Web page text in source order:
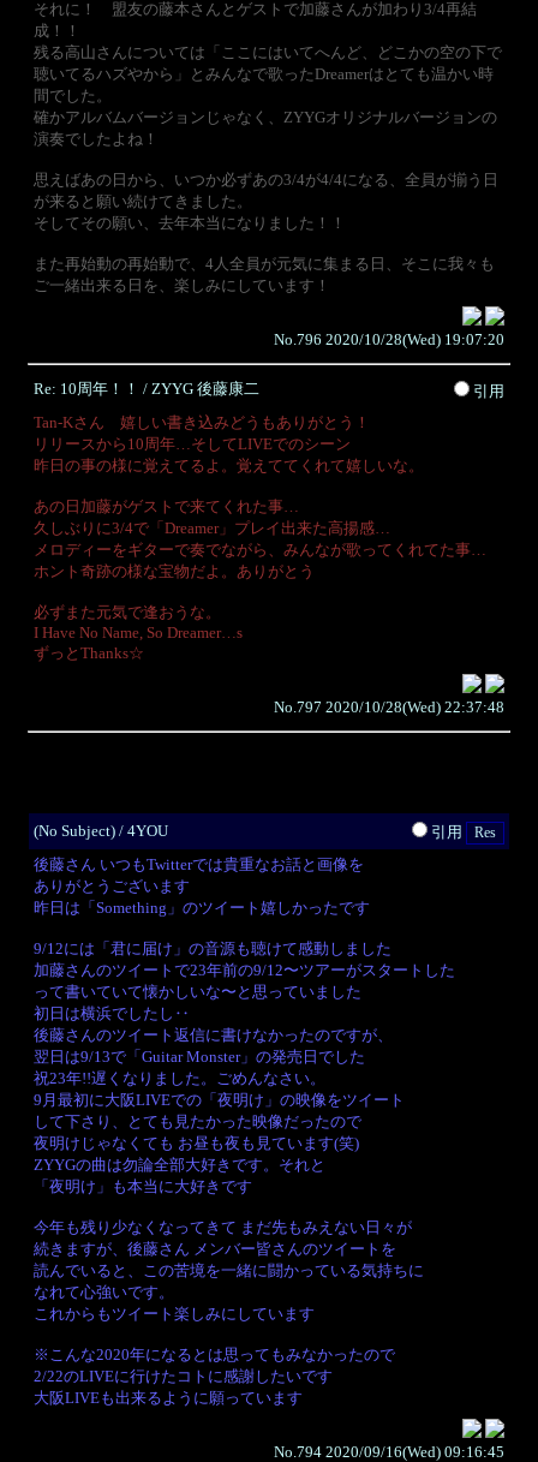
それに！ 盟友の藤本さんとゲストで加藤さんが加わり3/4再結
成！！
残る高山さんについては「ここにはいてへんど、どこかの空の下で
聴いてるハズやから」とみんなで歌ったDreamerはとても温かい時
間でした。
確かアルバムバージョンじゃなく、ZYYGオリジナルバージョンの
演奏でしたよね！
思えばあの日から、いつか必ずあの3/4が4/4になる、全員が揃う日
が来ると願い続けてきました。
そしてその願い、去年本当になりました！！
また再始動の再始動で、4人全員が元気に集まる日、そこに我々も
ご一緒出来る日を、楽しみにしています！
No.796 2020/10/28(Wed) 19:07:20
Re: 10周年！！ / ZYYG 後藤康二
引用
Tan-Kさん 嬉しい書き込みどうもありがとう！
リリースから10周年…そしてLIVEでのシーン
昨日の事の様に覚えてるよ。覚えててくれて嬉しいな。
あの日加藤がゲストで来てくれた事…
久しぶりに3/4で「Dreamer」プレイ出来た高揚感…
メロディーをギターで奏でながら、みんなが歌ってくれてた事…
ホント奇跡の様な宝物だよ。ありがとう
必ずまた元気で逢おうな。
I Have No Name, So Dreamer…s
ずっとThanks☆
No.797 2020/10/28(Wed) 22:37:48
(No Subject) / 4YOU
引用
後藤さん いつもTwitterでは貴重なお話と画像を
ありがとうございます
昨日は「Something」のツイート嬉しかったです
9/12には「君に届け」の音源も聴けて感動しました
加藤さんのツイートで23年前の9/12〜ツアーがスタートした
って書いていて懐かしいな〜と思っていました
初日は横浜でしたし‥
後藤さんのツイート返信に書けなかったのですが、
翌日は9/13で「Guitar Monster」の発売日でした
祝23年!!遅くなりました。ごめんなさい。
9月最初に大阪LIVEでの「夜明け」の映像をツイート
して下さり、とても見たかった映像だったので
夜明けじゃなくても お昼も夜も見ています(笑)
ZYYGの曲は勿論全部大好きです。それと
「夜明け」も本当に大好きです
今年も残り少なくなってきて まだ先もみえない日々が
続きますが、後藤さん メンバー皆さんのツイートを
読んでいると、この苦境を一緒に闘かっている気持ちに
なれて心強いです。
これからもツイート楽しみにしています
※こんな2020年になるとは思ってもみなかったので
2/22のLIVEに行けたコトに感謝したいです
大阪LIVEも出来るように願っています
No.794 2020/09/16(Wed) 09:16:45